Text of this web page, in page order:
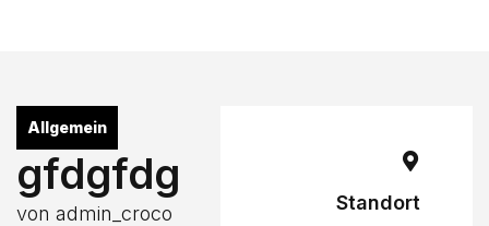
Allgemein
gfdgfdg
von admin_croco Standort